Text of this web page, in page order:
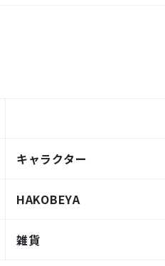
キャラクター
HAKOBEYA
雑貨